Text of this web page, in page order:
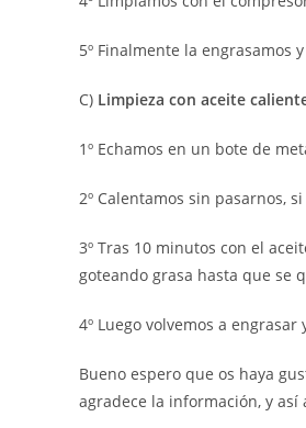
5º Finalmente la engrasamos
C) Limpieza con aceite
1º Echamos en un bote de
2º Calentamos sin pasarnos,
3º Tras 10 minutos con el
goteando grasa hasta que se
4º Luego volvemos a
Bueno espero que os haya
agradece la información, y